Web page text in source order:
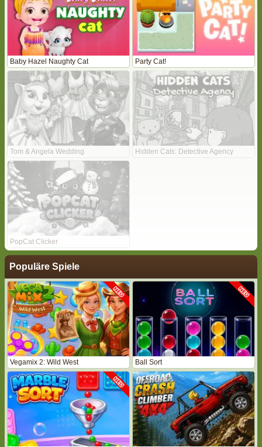
Baby Hazel Naughty Cat Party Cat!
Tom & Angela Wedding Hidden Cats: Detective Agency
PopCat Clicker
Populäre Spiele
Vegamix 2: Wild West Ball Sort